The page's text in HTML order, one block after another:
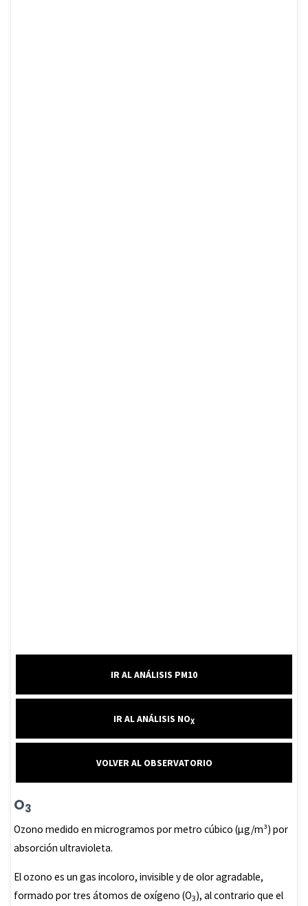
IR AL ANÁLISIS PM10
IR AL ANÁLISIS NOX
VOLVER AL OBSERVATORIO
O3
Ozono medido en microgramos por metro cúbico (μg/m³) por
absorción ultravioleta.
El ozono es un gas incoloro, invisible y de olor agradable,
formado por tres átomos de oxígeno (O3), al contrario que el